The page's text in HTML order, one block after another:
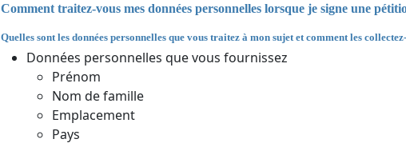
Comment traitez-vous mes données personnelles lorsque je signe une
Quelles sont les données personnelles que vous traitez à mon sujet et comment les
Données personnelles que vous fournissez
Prénom
Nom de famille
Emplacement
Pays